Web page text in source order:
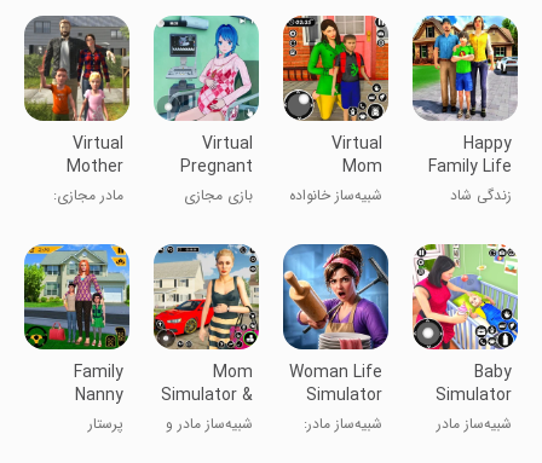
خوشحال
Happy
Family Life
Dad Mom
Care
زندگی شاد
مراقبت از بابا و
مامان
Virtual
Mom
Family
Simulator
شبیه‌ساز خانواده
Virtual
Pregnant
Mom 3d
Sim
بازی مجازی
Virtual
Mother
Happy
Housewife
Game
مادر مجازی:
خوشحال
خانواده
Baby
Simulator
3D: Mom
Games
شبیه‌ساز مادر
Woman Life
Simulator
Game 3D
شبیه‌ساز مادر:
Mom
Simulator &
Mom
Games
شبیه‌ساز مادر و
Family
Nanny
Mom’s
Helper
پرستار